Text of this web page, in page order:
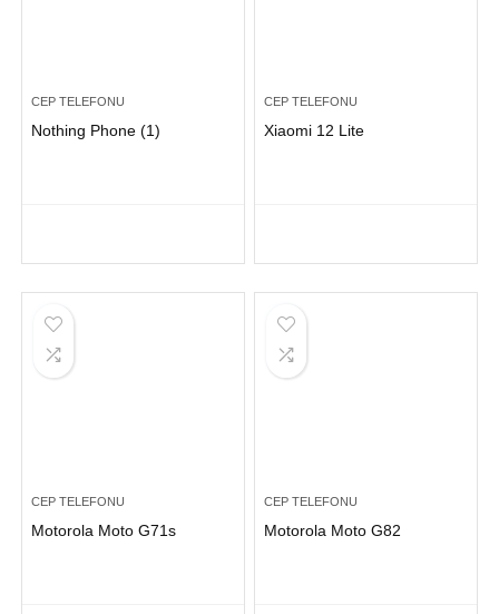
CEP TELEFONU
Nothing Phone (1)
CEP TELEFONU
Xiaomi 12 Lite
CEP TELEFONU
Motorola Moto G71s
CEP TELEFONU
Motorola Moto G82